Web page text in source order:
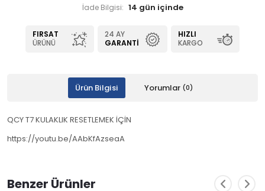
İade Bilgisi:
FIRSAT
ÜRÜNÜ
24 AY
GARANTI
HIZLI
KARGO
Ürün Bilgisi Yorumlar (0)
QCY T7 KULAKLIK RESETLEMEK İÇİN
https://youtu.be/AAbKfAzseaA
Benzer Ürünler